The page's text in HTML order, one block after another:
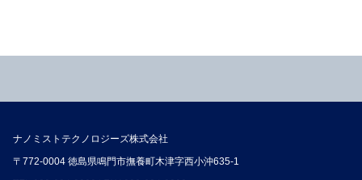
ナノミストテクノロジーズ株式会社
〒772-0004 徳島県鳴門市撫養町木津字西小沖635-1